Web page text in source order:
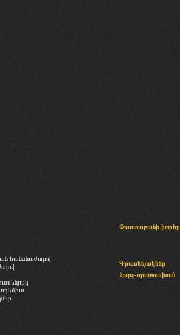
հանձնաժողով
Փաստաբանի
Գրասենյակներ
Հարց-պատասխան